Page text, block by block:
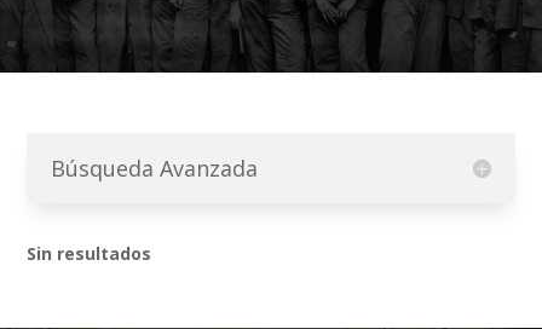
Búsqueda Avanzada
Sin resultados